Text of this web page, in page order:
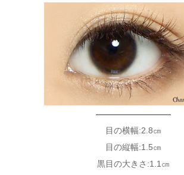
—————————
目の横幅:2.8㎝
目の縦幅:1.5㎝
黒目の大きさ:1.1㎝